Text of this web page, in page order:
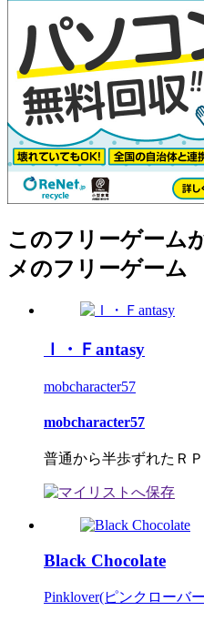
このフリーゲーム
メのフリーゲーム
Ｉ・Ｆantasy
mobcharacter57
mobcharacter57
普通から半歩ずれたＲ
Black Chocolate
Pinklover(ピンクローバ